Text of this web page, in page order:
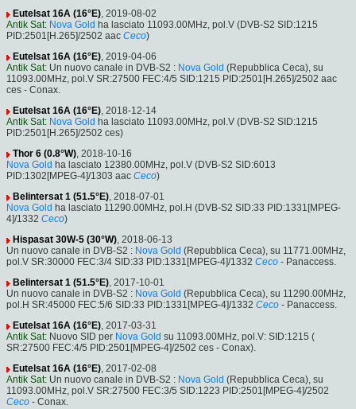
Eutelsat 16A (16°E), 2019-08-02
Antik Sat: Nova Gold ha lasciato 11093.00MHz, pol.V (DVB-S2 SID:1215
PID:2501[H.265]/2502 aac Ceco)
Eutelsat 16A (16°E), 2019-04-06
Antik Sat: Un nuovo canale in DVB-S2 : Nova Gold (Repubblica Ceca), su
11093.00MHz, pol.V SR:27500 FEC:4/5 SID:1215 PID:2501[H.265]/2502 aac
ces - Conax.
Eutelsat 16A (16°E), 2018-12-14
Antik Sat: Nova Gold ha lasciato 11093.00MHz, pol.V (DVB-S2 SID:1215
PID:2501[H.265]/2502 ces)
Thor 6 (0.8°W), 2018-10-16
Nova Gold ha lasciato 12380.00MHz, pol.V (DVB-S2 SID:6013
PID:1302[MPEG-4]/1303 aac Ceco)
Belintersat 1 (51.5°E), 2018-07-01
Nova Gold ha lasciato 11290.00MHz, pol.H (DVB-S2 SID:33 PID:1331[MPEG-
4]/1332 Ceco)
Hispasat 30W-5 (30°W), 2018-06-13
Un nuovo canale in DVB-S2 : Nova Gold (Repubblica Ceca), su 11771.00MHz,
pol.V SR:30000 FEC:3/4 SID:33 PID:1331[MPEG-4]/1332 Ceco - Panaccess.
Belintersat 1 (51.5°E), 2017-10-01
Un nuovo canale in DVB-S2 : Nova Gold (Repubblica Ceca), su 11290.00MHz,
pol.H SR:45000 FEC:5/6 SID:33 PID:1331[MPEG-4]/1332 Ceco - Panaccess.
Eutelsat 16A (16°E), 2017-03-31
Antik Sat: Nuovo SID per Nova Gold su 11093.00MHz, pol.V: SID:1215 (
SR:27500 FEC:4/5 PID:2501[MPEG-4]/2502 ces - Conax).
Eutelsat 16A (16°E), 2017-02-08
Antik Sat: Un nuovo canale in DVB-S2 : Nova Gold (Repubblica Ceca), su
11093.00MHz, pol.V SR:27500 FEC:3/5 SID:1223 PID:2501[MPEG-4]/2502
Ceco - Conax.